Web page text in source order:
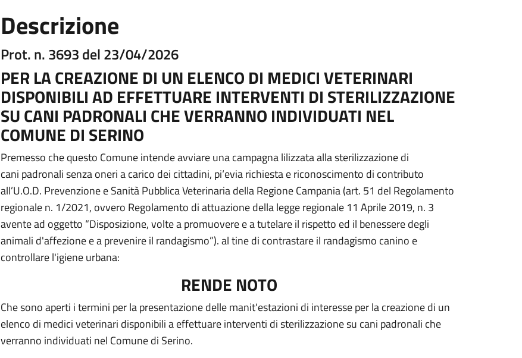
Descrizione
Prot. n. 3693 del 23/04/2026
PER LA CREAZIONE DI UN ELENCO DI MEDICI VETERINARI
DISPONIBILI AD EFFETTUARE INTERVENTI DI STERILIZZAZIONE
SU CANI PADRONALI CHE VERRANNO INDIVIDUATI NEL
COMUNE DI SERINO
Premesso che questo Comune intende avviare una campagna lilizzata alla sterilizzazione di
cani padronali senza oneri a carico dei cittadini, pi‘evia richiesta e riconoscimento di contributo
all’U.O.D. Prevenzione e Sanità Pubblica Veterinaria della Regione Campania (art. 51 del Regolamento
regionale n. 1/2021, ovvero Regolamento di attuazione della legge regionale 11 Aprile 2019, n. 3
avente ad oggetto “Disposizione, volte a promuovere e a tutelare il rispetto ed il benessere degli
animali d'affezione e a prevenire il randagismo”). al tine di contrastare il randagismo canino e
controllare l'igiene urbana:
RENDE NOTO
Che sono aperti i termini per la presentazione delle manit'estazioni di interesse per la creazione di un
elenco di medici veterinari disponibili a effettuare interventi di sterilizzazione su cani padronali che
verranno individuati nel Comune di Serino.